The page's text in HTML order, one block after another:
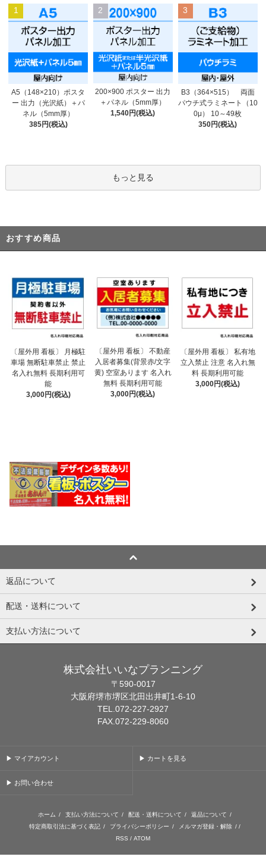
1
A5（148×210）ポスタ
ー 出力（光沢紙）＋パ
ネル（5mm厚）
385円(税込)
2
200×900 ポスター 出力
＋パネル（5mm厚）
1,540円(税込)
3
B3（364×515） 両面
パウチ式ラミネート（10
0μ） 10～49枚
350円(税込)
もっと見る
おすすめ商品
〔屋外用 看板〕 月極駐
車場 無断駐車禁止 禁止
名入れ無料 長期利用可
能
3,000円(税込)
〔屋外用 看板〕 不動産
入居者募集(背景赤/文字
黄) 空室あります 名入れ
無料 長期利用可能
3,000円(税込)
〔屋外用 看板〕 私有地
立入禁止 注意 名入れ無
料 長期利用可能
3,000円(税込)
返品について
配送・送料について
支払い方法について
株式会社いいなプランニング
〒590-0017
大阪府堺市堺区北田出井町1-6-10
TEL.072-227-2927
FAX.072-229-8060
▶ マイアカウント ▶ カートを見る
▶ お問い合わせ
ホーム / 支払い方法について / 配送・送料について / 返品について /
特定商取引法に基づく表記 / プライバシーポリシー / メルマガ登録・解除 / /
RSS / ATOM